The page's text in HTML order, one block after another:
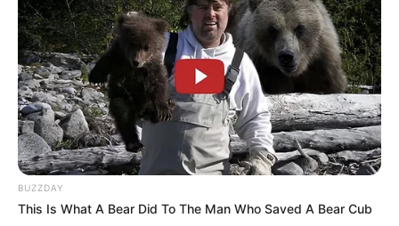
BUZZDAY
This Is What A Bear Did To The Man Who Saved A Bear Cub